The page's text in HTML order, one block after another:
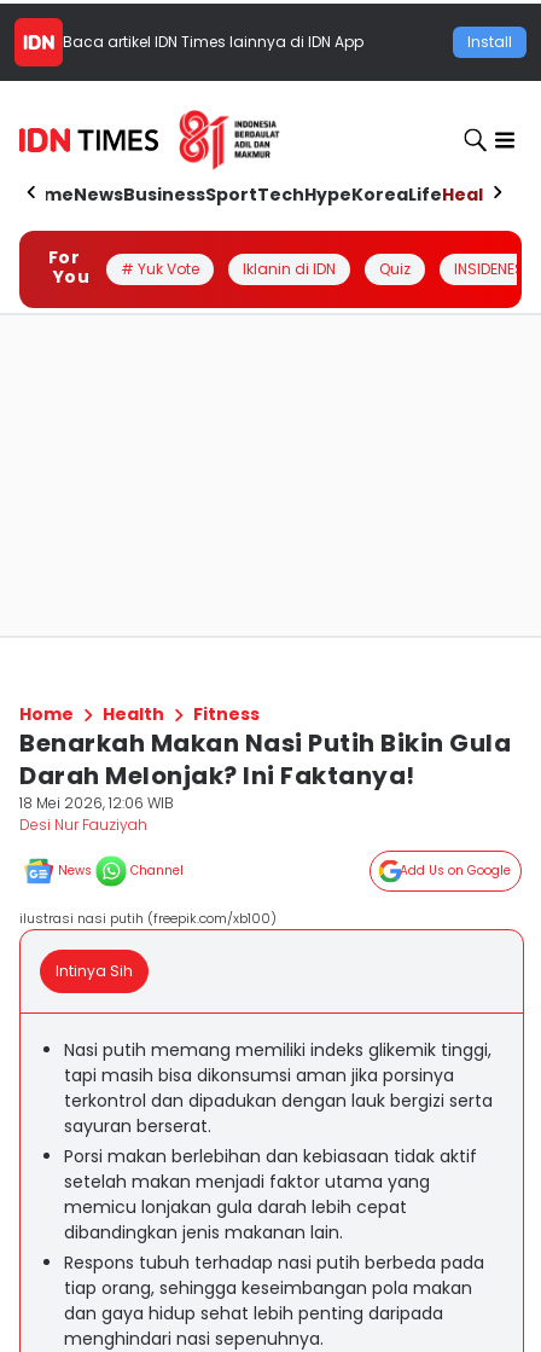
Baca artikel IDN Times lainnya di IDN App Install
HomeNewsBusinessSportTechHypeKoreaLifeHealth
For
You
# Yuk Vote Iklanin di IDN Quiz INSIDENESIA
Home Health Fitness
Benarkah Makan Nasi Putih Bikin Gula
Darah Melonjak? Ini Faktanya!
18 Mei 2026, 12:06 WIB
Desi Nur Fauziyah
News Channel Add Us on Google
ilustrasi nasi putih (freepik.com/xb100)
Intinya Sih
Nasi putih memang memiliki indeks glikemik tinggi,
tapi masih bisa dikonsumsi aman jika porsinya
terkontrol dan dipadukan dengan lauk bergizi serta
sayuran berserat.
Porsi makan berlebihan dan kebiasaan tidak aktif
setelah makan menjadi faktor utama yang
memicu lonjakan gula darah lebih cepat
dibandingkan jenis makanan lain.
Respons tubuh terhadap nasi putih berbeda pada
tiap orang, sehingga keseimbangan pola makan
dan gaya hidup sehat lebih penting daripada
menghindari nasi sepenuhnya.